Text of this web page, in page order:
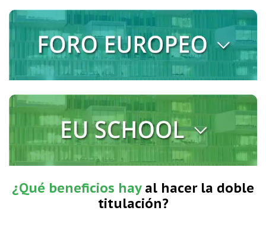
¿Qué beneficios hayal hacer la doble
titulación?